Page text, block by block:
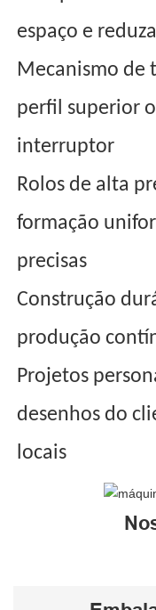
espaço e
Mecanismo de
perfil superior
interruptor
Rolos de alta
formação
precisas
Construção
produção
Projetos
desenhos do
locais